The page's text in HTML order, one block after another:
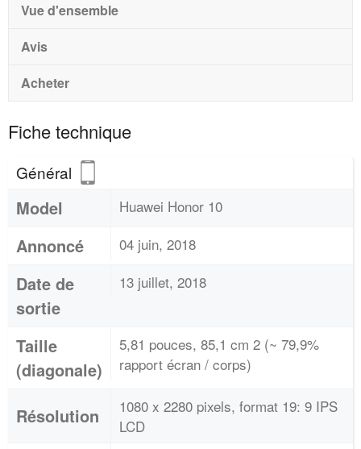
Vue d'ensemble
Avis
Acheter
Fiche technique
Général
Model Huawei Honor 10
Annoncé 04 juin, 2018
Date de
sortie
13 juillet, 2018
Taille
(diagonale)
5,81 pouces, 85,1 cm 2 (~ 79,9%
rapport écran / corps)
Résolution
1080 x 2280 pixels, format 19: 9 IPS
LCD